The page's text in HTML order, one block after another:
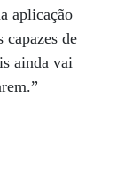
aplicação
capazes de
ainda vai